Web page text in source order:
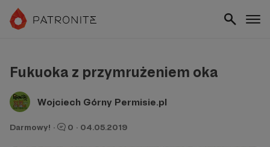
Fukuoka z przymrużeniem oka
Wojciech Górny Permisie.pl
Darmowy! · 0 · 04.05.2019